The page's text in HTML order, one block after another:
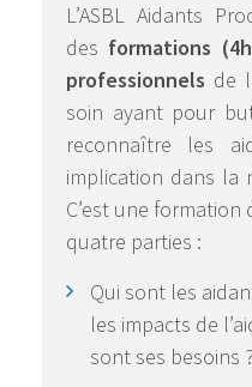
L’ASBL Aidants
des formations
professionnels de
soin ayant pour
reconnaître les
implication dans la
C’est une formation
quatre parties :
Qui sont les
les impacts de
sont ses besoins ?